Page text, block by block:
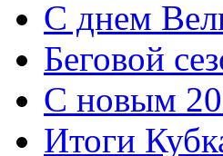
С днем
Беговой
С новым
Итоги